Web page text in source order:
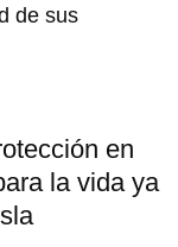
de sus
en
la vida ya